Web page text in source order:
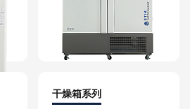
干燥箱系列